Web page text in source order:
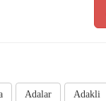
Adakli
Adalar